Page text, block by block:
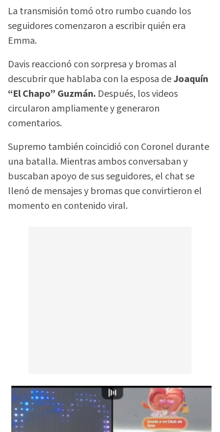
La transmisión tomó otro rumbo cuando los
seguidores comenzaron a escribir quién era
Emma.
Davis reaccionó con sorpresa y bromas al
descubrir que hablaba con la esposa deJoaquín
“El Chapo” Guzmán. Después, los videos
circularon ampliamente y generaron
comentarios.
Supremo también coincidió con Coronel durante
una batalla. Mientras ambos conversaban y
buscaban apoyo de sus seguidores, el chat se
llenó de mensajes y bromas que convirtieron el
momento en contenido viral.